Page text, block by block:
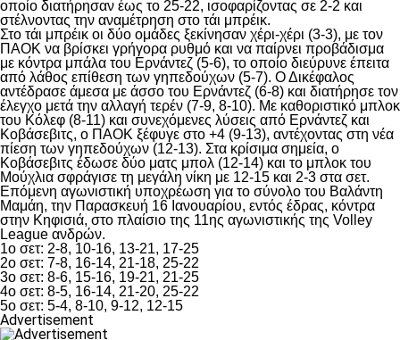
οποίο διατήρησαν έως το 25-22, ισοφαρίζοντας σε 2-2 και
στέλνοντας την αναμέτρηση στο τάι μπρέικ.
Στο τάι μπρέικ οι δύο ομάδες ξεκίνησαν χέρι-χέρι (3-3), με τον
ΠΑΟΚ να βρίσκει γρήγορα ρυθμό και να παίρνει προβάδισμα
με κόντρα μπάλα του Ερνάντεζ (5-6), το οποίο διεύρυνε έπειτα
από λάθος επίθεση των γηπεδούχων (5-7). Ο Δικέφαλος
αντέδρασε άμεσα με άσσο του Ερνάντεζ (6-8) και διατήρησε τον
έλεγχο μετά την αλλαγή τερέν (7-9, 8-10). Με καθοριστικό μπλοκ
του Κόλεφ (8-11) και συνεχόμενες λύσεις από Ερνάντεζ και
Κοβάσεβιτς, ο ΠΑΟΚ ξέφυγε στο +4 (9-13), αντέχοντας στη νέα
πίεση των γηπεδούχων (12-13). Στα κρίσιμα σημεία, ο
Κοβάσεβιτς έδωσε δύο ματς μπολ (12-14) και το μπλοκ του
Μούχλια σφράγισε τη μεγάλη νίκη με 12-15 και 2-3 στα σετ.
Επόμενη αγωνιστική υποχρέωση για το σύνολο του Βαλάντη
Μαμάη, την Παρασκευή 16 Ιανουαρίου, εντός έδρας, κόντρα
στην Κηφισιά, στο πλαίσιο της 11ης αγωνιστικής της Volley
League ανδρών.
1ο σετ: 2-8, 10-16, 13-21, 17-25
2ο σετ: 7-8, 16-14, 21-18, 25-22
3ο σετ: 8-6, 15-16, 19-21, 21-25
4ο σετ: 8-5, 16-14, 21-20, 25-22
5ο σετ: 5-4, 8-10, 9-12, 12-15
Advertisement